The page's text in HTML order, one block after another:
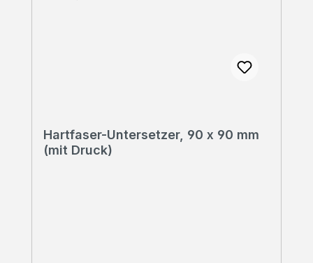
Hartfaser-Untersetzer, 90 x 90 mm
(mit Druck)